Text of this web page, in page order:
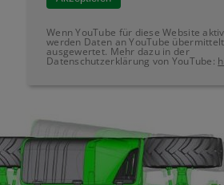
Wenn YouTube für diese Website
werden Daten an YouTube
ausgewertet. Mehr dazu in der
Datenschutzerklärung von YouTube: